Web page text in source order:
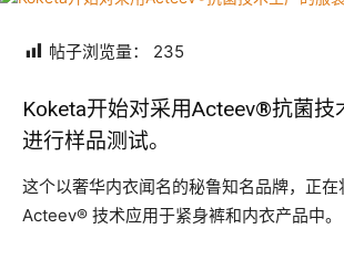
帖子浏览量： 235
Koketa开始对采用Acteev®抗菌技
进行样品测试。
这个以奢华内衣闻名的秘鲁知名品牌，正在
Acteev® 技术应用于紧身裤和内衣产品中。